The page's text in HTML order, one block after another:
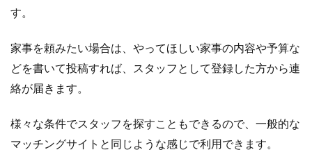
す。
家事を頼みたい場合は、やってほしい家事の内容や予算な
どを書いて投稿すれば、スタッフとして登録した方から連
絡が届きます。
様々な条件でスタッフを探すこともできるので、一般的な
マッチングサイトと同じような感じで利用できます。